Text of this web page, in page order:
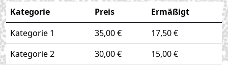
Kategorie Preis
Ermäßigt
Kategorie 1
35,00 €
17,50 €
Kategorie 2
30,00 €
15,00 €